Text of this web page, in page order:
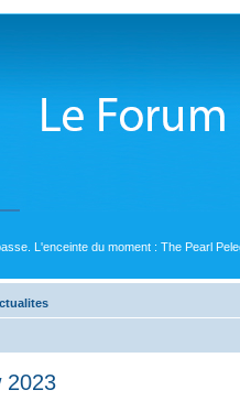
L'enceinte du moment : The Pearl
2023